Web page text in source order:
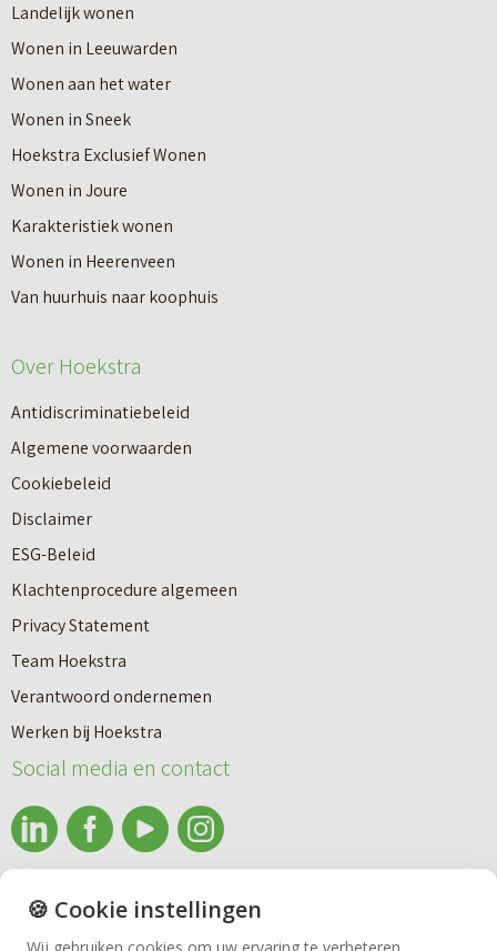
Nieuwbouw
Huren
Bedrijfsmakelaardij
r
I
n
8
s
t
a
p
p
n
n
a
a
r
e
e
n
n
i
e
u
o
w
o
v
e
r
V
a
n
n
e
u
Landelijk wonen
Wonen in Leeuwarden
Wonen aan het water
Wonen in Sneek
Hoekstra Exclusief Wonen
Wonen in Joure
Karakteristiek wonen
Wonen in Heerenveen
Van huurhuis naar koophuis
Over Hoekstra
Antidiscriminatiebeleid
Algemene voorwaarden
Cookiebeleid
Disclaimer
ESG-Beleid
Klachtenprocedure algemeen
Privacy Statement
Team Hoekstra
Verantwoord ondernemen
Werken bij Hoekstra
Social media en contact
info@makelaardijhoekstra.nl
Alle contactgegevens
🍪 Cookie instellingen